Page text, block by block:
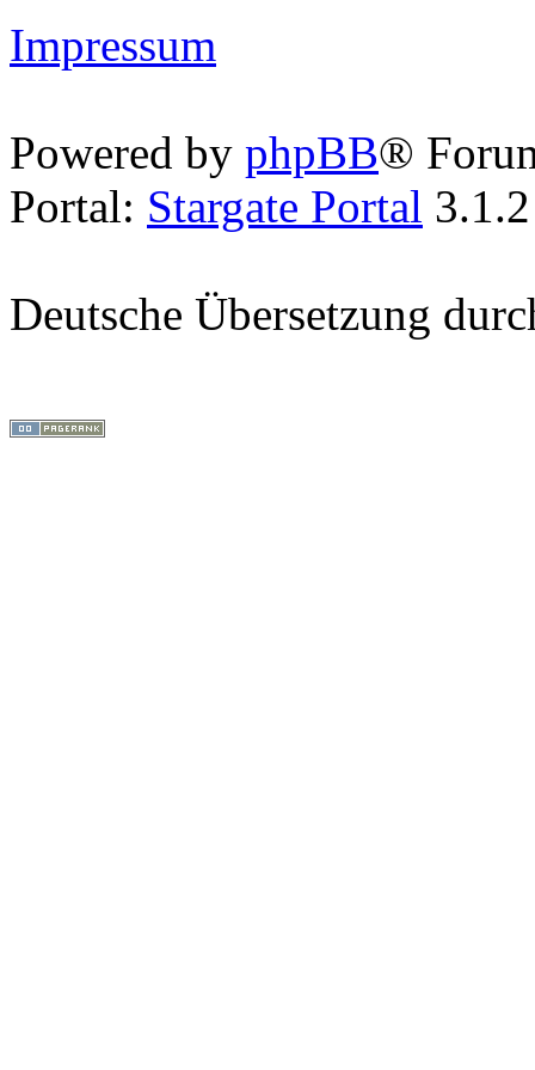
Impressum
Powered by phpBB®
Portal: Stargate Portal
Deutsche Übersetzung